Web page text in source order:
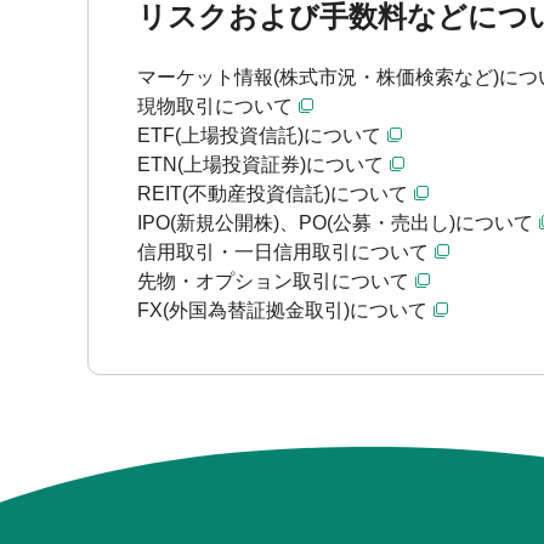
リスクおよび手数料などにつ
マーケット情報(株式市況・株価検索など)につ
現物取引について
ETF(上場投資信託)について
ETN(上場投資証券)について
REIT(不動産投資信託)について
IPO(新規公開株)、PO(公募・売出し)について
信用取引・一日信用取引について
先物・オプション取引について
FX(外国為替証拠金取引)について